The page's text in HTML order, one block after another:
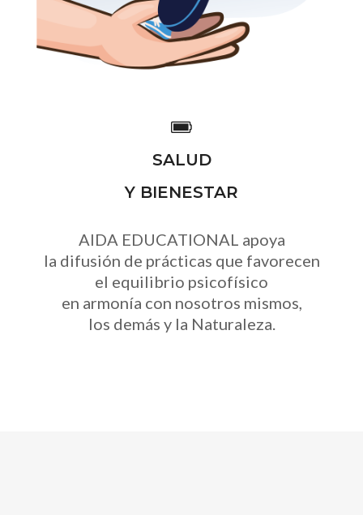
SALUD
Y BIENESTAR
AIDA EDUCATIONAL apoya
la difusión de prácticas que favorecen
el equilibrio psicofísico
en armonía con nosotros mismos,
los demás y la Naturaleza.